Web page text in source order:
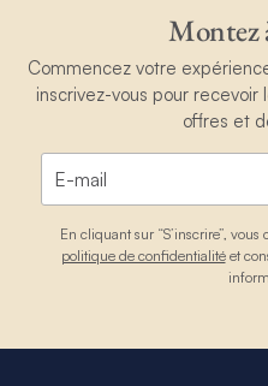
Montez
Commencez votre
inscrivez-vous pour recevoir
offres et
En cliquant sur “S’inscrire”,
politique de confidentialitéet